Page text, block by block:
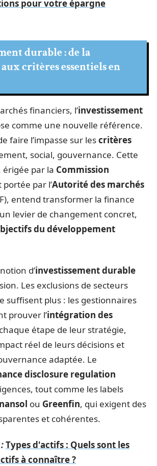
pour votre épargne
durable : de la
critères essentiels en
financiers, l’investissement
comme une nouvelle référence.
faire l’impasse sur lescritères
social, gouvernance. Cette
érigée par la Commission
portée par l’Autorité des marchés
entend transformer la finance
levier de changement concret,
du développement
d’investissement durable
Les exclusions de secteurs
suffisent plus : les gestionnaires
prouver l’intégration des
étape de leur stratégie,
réel de leurs décisions et
adaptée. Le
disclosure regulation
tout comme les labels
ou Greenfin, qui exigent des
et cohérentes.
Types d'actifs : Quels sont les
à connaître ?